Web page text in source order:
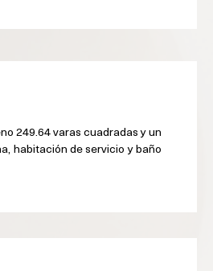
249.64 varas cuadradas y un
habitación de servicio y baño